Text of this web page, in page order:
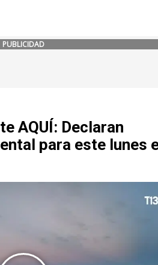
PUBLICIDAD
AQUÍ: Declaran
para este lunes